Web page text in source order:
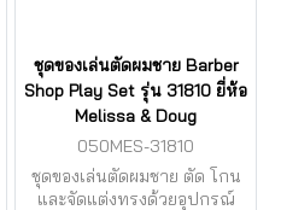
ชุดของเล่นตัดผมชาย Barber
Shop Play Set รุ่น 31810 ยี่ห้อ
Melissa & Doug
050MES-31810
ชุดของเล่นตัดผมชาย ตัด โกน
และจัดแต่งทรงด้วยอุปกรณ์